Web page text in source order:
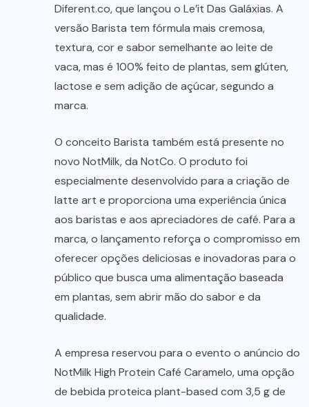
Diferent.co, que lançou o Le’it Das Galáxias. A
versão Barista tem fórmula mais cremosa,
textura, cor e sabor semelhante ao leite de
vaca, mas é 100% feito de plantas, sem glúten,
lactose e sem adição de açúcar, segundo a
marca.
O conceito Barista também está presente no
novo NotMilk, da NotCo. O produto foi
especialmente desenvolvido para a criação de
latte art e proporciona uma experiência única
aos baristas e aos apreciadores de café. Para a
marca, o lançamento reforça o compromisso em
oferecer opções deliciosas e inovadoras para o
público que busca uma alimentação baseada
em plantas, sem abrir mão do sabor e da
qualidade.
A empresa reservou para o evento o anúncio do
NotMilk High Protein Café Caramelo, uma opção
de bebida proteica plant-based com 3,5 g de